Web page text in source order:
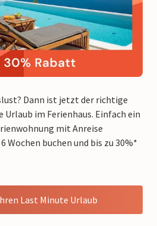
Dann ist jetzt der richtige
im Ferienhaus. Einfach ein
mit Anreise
Wochen buchen und bis zu 30%*
Last Minute Urlaub